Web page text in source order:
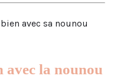
la nounou